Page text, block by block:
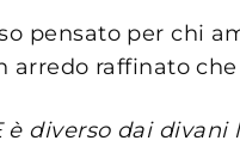
pensato per chi
arredo raffinato
è diverso dai